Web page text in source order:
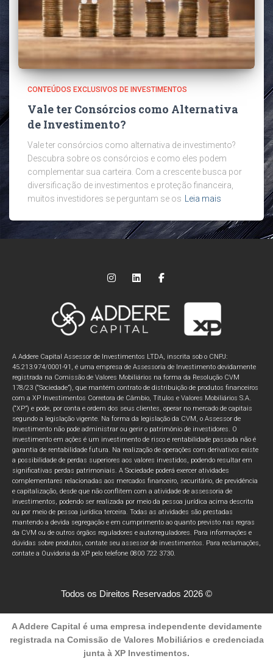
CONTEÚDOS EXCLUSIVOS DE INVESTIMENTOS
Vale ter Consórcios como Alternativa
de Investimento?
Vale ter consórcios como alternativa de investimento?
Descubra sobre os consórcios e como eles podem
complementar sua carteira. Com a crescente busca por
diversificação de investimentos e proteção financeira,
muitos investidores se perguntam se os
Leia mais
A Addere Capital Assessor de Investimentos LTDA, inscrita sob o CNPJ:
45.213.974/0001-91, é uma empresa de Assessoria de Investimento devidamente
registrada na Comissão de Valores Mobiliários na forma da Resolução CVM
178/23 (“Sociedade”), que mantém contrato de distribuição de produtos financeiros
com a XP Investimentos Corretora de Câmbio, Títulos e Valores Mobiliários S.A.
(“XP”) e pode, por conta e ordem dos seus clientes, operar no mercado de capitais
segundo a legislação vigente. Na forma da legislação da CVM, o Assessor de
Investimento não pode administrar ou gerir o patrimônio de investidores. O
investimento em ações é um investimento de risco e rentabilidade passada não é
garantia de rentabilidade futura. Na realização de operações com derivativos existe
a possibilidade de perdas superiores aos valores investidos, podendo resultar em
significativas perdas patrimoniais. A Sociedade poderá exercer atividades
complementares relacionadas aos mercados financeiro, securitário, de previdência
e capitalização, desde que não conflitem com a atividade de assessoria de
investimentos, podendo ser realizada por meio da pessoa jurídica acima descrita
ou por meio de pessoa jurídica terceira. Todas as atividades são prestadas
mantendo a devida segregação e em cumprimento ao quanto previsto nas regras
da CVM ou de outros órgãos reguladores e autorreguladores. Para informações e
dúvidas sobre produtos, contate seu assessor de investimentos. Para reclamações,
contate a Ouvidoria da XP pelo telefone 0800 722 3730.
Todos os Direitos Reservados 2026 ©
A Addere Capital é uma empresa independente devidamente
registrada na Comissão de Valores Mobiliários e credenciada
junta à XP Investimentos.